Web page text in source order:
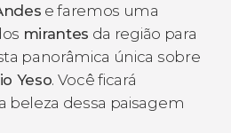
e faremos uma
mirantes da região para
panorâmica única sobre
Yeso. Você ficará
beleza dessa paisagem